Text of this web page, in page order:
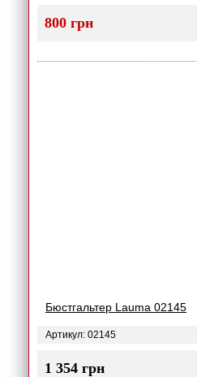
800 грн
Бюстгальтер Lauma 02145
Артикул: 02145
1 354 грн